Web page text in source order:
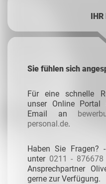
IHR
Sie fühlen sich
Für eine schnelle
unser Online
Email an
personal.de.
Haben Sie
unter 0211 -
Ansprechpartner
gerne zur Verfügung.